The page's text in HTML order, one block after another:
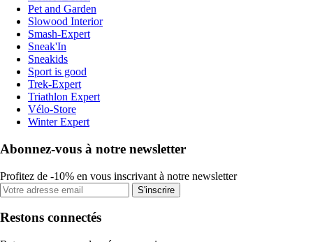
Pet and Garden
Slowood Interior
Smash-Expert
Sneak'In
Sneakids
Sport is good
Trek-Expert
Triathlon Expert
Vélo-Store
Winter Expert
Abonnez-vous à notre newsletter
Profitez de -10% en vous inscrivant à notre newsletter
S'inscrire
Restons connectés